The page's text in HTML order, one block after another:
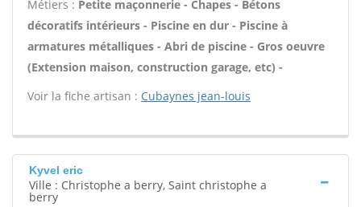
Métiers : Petite maçonnerie - Chapes - Bétons
décoratifs intérieurs - Piscine en dur - Piscine à
armatures métalliques - Abri de piscine - Gros oeuvre
(Extension maison, construction garage, etc) -
Voir la fiche artisan : Cubaynes jean-louis
Kyvel eric
Ville : Christophe a berry, Saint christophe a
berry